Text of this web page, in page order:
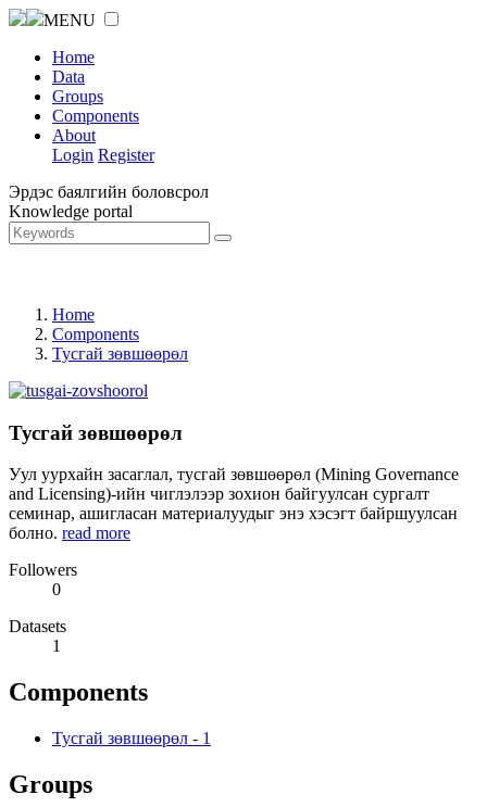
MENU
Home
Data
Groups
Components
About
Login Register
Эрдэс баялгийн боловсрол
Knowledge portal
Home
Components
Тусгай зөвшөөрөл
Тусгай зөвшөөрөл
Уул уурхайн засаглал, тусгай зөвшөөрөл (Mining Governance
and Licensing)-ийн чиглэлээр зохион байгуулсан сургалт
семинар, ашигласан материалуудыг энэ хэсэгт байршуулсан
болно. read more
Followers
0
Datasets
1
Components
Тусгай зөвшөөрөл - 1
Groups